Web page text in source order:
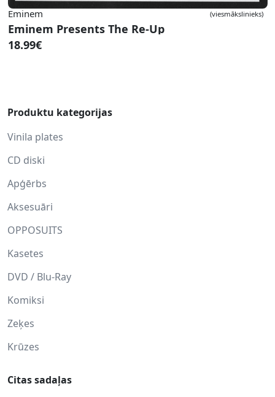
Eminem (viesmākslinieks)
Eminem Presents The Re-Up
18.99€
Produktu kategorijas
Vinila plates
CD diski
Apģērbs
Aksesuāri
OPPOSUITS
Kasetes
DVD / Blu-Ray
Komiksi
Zeķes
Krūzes
Citas sadaļas